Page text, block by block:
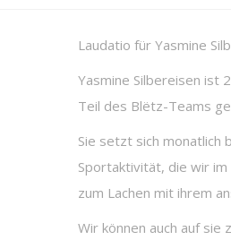
Laudatio für Yasmine
Yasmine Silbereisen ist
Teil des Blëtz-Teams
Sie setzt sich monatlich
Sportaktivität, die wir
zum Lachen mit ihrem
Wir können auch auf